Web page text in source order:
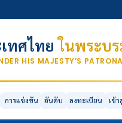
ทศไทยในพระบ
HIS MAJESTY’S
การแข่งขัน อันดับ ลงทะเบียน เข้